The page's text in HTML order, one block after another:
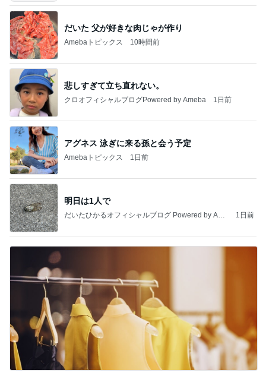
だいた 父が好きな肉じゃが作り
Amebaトピックス 10時間前
悲しすぎて立ち直れない。
クロオフィシャルブログPowered by Ameba 1日前
アグネス 泳ぎに来る孫と会う予定
Amebaトピックス 1日前
明日は1人で
だいたひかるオフィシャルブログ Powered by Ame
1日前